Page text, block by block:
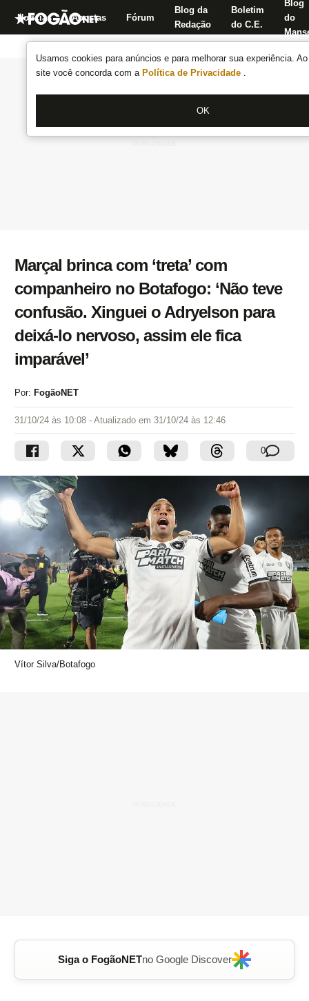
Usamos cookies para anúncios e para melhorar sua experiência.
site você concorda com a Política de Privacidade .
OK
Notícias Apostas Fórum
Blog da
Redação
Boletim
do C.E.
Blog
do
Marçal brinca com ‘treta’ com
companheiro no Botafogo: ‘Não teve
confusão. Xinguei o Adryelson para
deixá-lo nervoso, assim ele fica
imparável’
Por: FogãoNET
31/10/24 às 10:08 - Atualizado em 31/10/24 às 12:46
0
Vítor Silva/Botafogo
Siga o FogãoNETno Google Discover